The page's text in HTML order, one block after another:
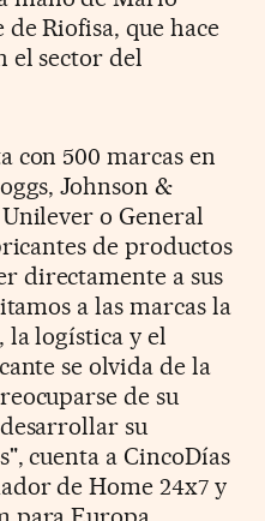
Riofisa, que hace
el sector del
con 500 marcas en
Johnson &
o General
de productos
directamente a sus
a las marcas la
logística y el
se olvida de la
de su
su
cuenta a CincoDías
de Home 24x7 y